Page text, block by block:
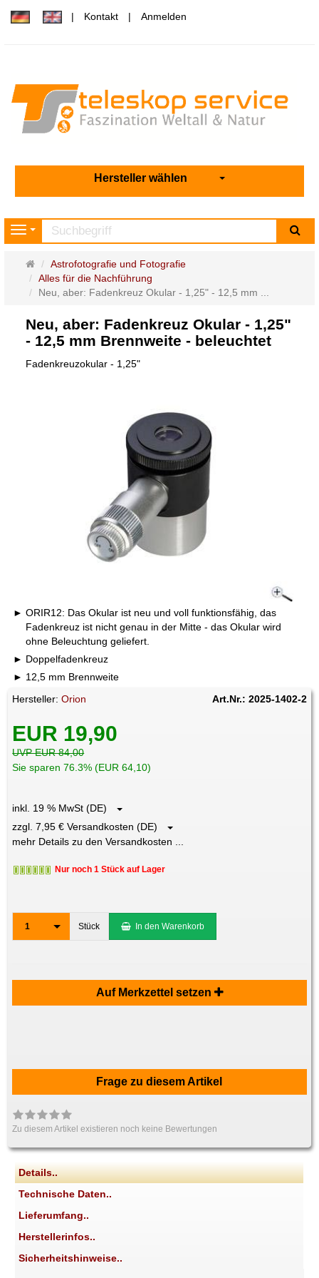
Kontakt Anmelden
Hersteller wählen
Navigation
Startseite
Astrofotografie und Fotografie
Alles für die Nachführung
Neu, aber: Fadenkreuz Okular - 1,25" - 12,5 mm ...
Neu, aber: Fadenkreuz Okular - 1,25"
- 12,5 mm Brennweite - beleuchtet
Fadenkreuzokular - 1,25"
ORIR12: Das Okular ist neu und voll funktionsfähig, das
Fadenkreuz ist nicht genau in der Mitte - das Okular wird
ohne Beleuchtung geliefert.
Doppelfadenkreuz
12,5 mm Brennweite
Hersteller:Orion Art.Nr.: 2025-1402-2
EUR 19,90
UVP EUR 84,00
Sie sparen 76.3% (EUR 64,10)
inkl. 19 % MwSt (DE)
zzgl. 7,95 € Versandkosten (DE)
mehr Details zu den Versandkosten ...
Nur noch 1 Stück auf Lager
1 Stück In den Warenkorb
Auf Merkzettel setzen
Frage zu diesem Artikel
Zu diesem Artikel existieren noch keine Bewertungen
Details..
Technische Daten..
Lieferumfang..
Herstellerinfos..
Sicherheitshinweise..